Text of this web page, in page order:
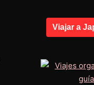
Viajar a